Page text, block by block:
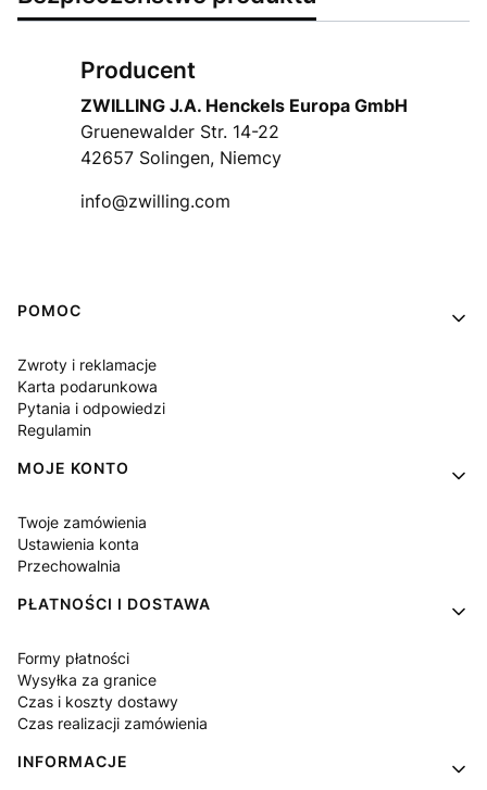
Producent
ZWILLING J.A. Henckels Europa GmbH
Gruenewalder Str. 14-22
42657 Solingen, Niemcy
info@zwilling.com
Linki w stopce
POMOC
Zwroty i reklamacje
Karta podarunkowa
Pytania i odpowiedzi
Regulamin
MOJE KONTO
Twoje zamówienia
Ustawienia konta
Przechowalnia
PŁATNOŚCI I DOSTAWA
Formy płatności
Wysyłka za granice
Czas i koszty dostawy
Czas realizacji zamówienia
INFORMACJE